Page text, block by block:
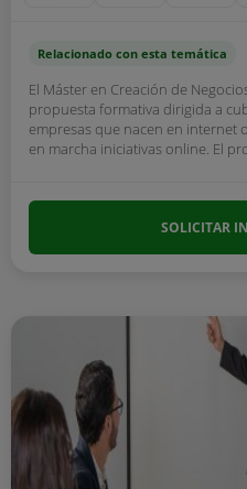
Relacionado con esta temática
El Máster en Creación de
propuesta formativa dirigida a
empresas que nacen en internet
en marcha iniciativas online. El
SOLICITAR